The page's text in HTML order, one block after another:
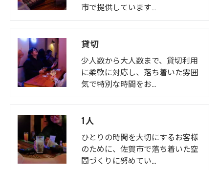
市で提供しています…
貸切
少人数から大人数まで、貸切利用
に柔軟に対応し、落ち着いた雰囲
気で特別な時間をお…
1人
ひとりの時間を大切にするお客様
のために、佐賀市で落ち着いた空
間づくりに努めてい…